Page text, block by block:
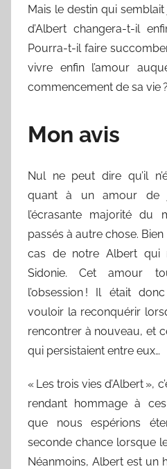
Mais le destin qui
d’Albert changera-t-il
Pourra-t-il faire
vivre enfin l’amour
commencement de sa vie ?
Mon avis
Nul ne peut dire qu’il
quant à un amour de
l’écrasante majorité du
passés à autre chose. Bien
cas de notre Albert qui
Sidonie. Cet amour
l’obsession ! Il était
vouloir la reconquérir
rencontrer à nouveau, et
qui persistaient entre eux…
« Les trois vies d’Albert »,
rendant hommage à
que nous espérions
seconde chance lorsque
Néanmoins, Albert est un